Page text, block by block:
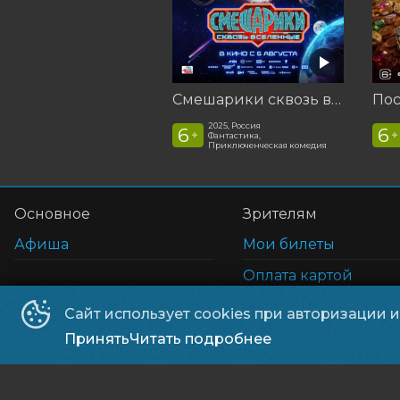
Смешарики сквозь вселенные
6 +
2025, Россия
Фантастика,
Приключенческая комедия
6 +
Сайт использует cookies при авторизации
ПринятьЧитать подробнее
Основное
Афиша
Зрителям
Мои билеты
Оплата картой
Правила и